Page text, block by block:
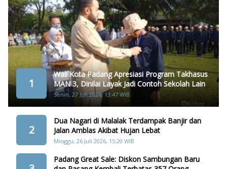
1
Wali Kota Padang Apresiasi Program Takhasus
MAN 3, Dinilai Layak Jadi Contoh Sekolah Lain
Senin, 27 Juli 2026, 13:47 WIB
2
Dua Nagari di Malalak Terdampak Banjir dan
Jalan Amblas Akibat Hujan Lebat
Minggu, 26 Juli 2026, 15:20 WIB
Padang Great Sale: Diskon Sambungan Baru